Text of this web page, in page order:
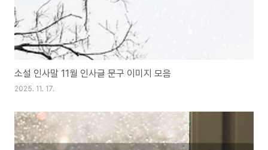
소설 인사말 11월 인사글 문구 이미지 모음
2025. 11. 17.